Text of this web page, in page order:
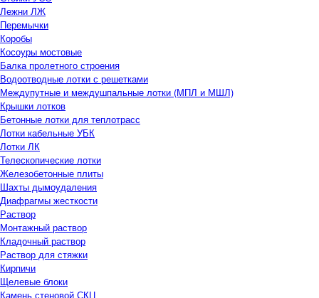
Лежни ЛЖ
Перемычки
Коробы
Косоуры мостовые
Балка пролетного строения
Водоотводные лотки с решетками
Междупутные и междушпальные лотки (МПЛ и МШЛ)
Крышки лотков
Бетонные лотки для теплотрасс
Лотки кабельные УБК
Лотки ЛК
Телескопические лотки
Железобетонные плиты
Шахты дымоудаления
Диафрагмы жесткости
Раствор
Монтажный раствор
Кладочный раствор
Раствор для стяжки
Кирпичи
Щелевые блоки
Камень стеновой СКЦ